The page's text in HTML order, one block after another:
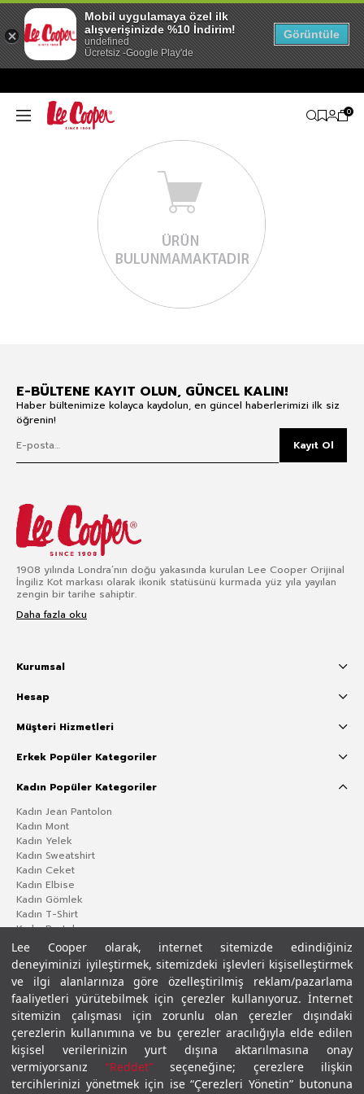
Lee Cooper olarak, internet sitemizde edindiğiniz
deneyiminizi iyileştirmek, sitemizdeki işlevleri kişiselleştirmek
ve ilgi alanlarınıza göre özelleştirilmiş reklam/pazarlama
faaliyetleri yürütebilmek için çerezler kullanıyoruz. İnternet
sitemizin çalışması için zorunlu olan çerezler dışındaki
çerezlerin kullanımına ve bu çerezler aracılığıyla elde edilen
kişisel verilerinizin yurt dışına aktarılmasına onay
vermiyorsanız “Reddet”seçeneğine; çerezlere ilişkin
tercihlerinizi yönetmek için ise “Çerezleri Yönetin” butonuna
0
E-BÜLTENE KAYIT OLUN, GÜNCEL KALIN!
Haber bültenimize kolayca kaydolun, en güncel haberlerimizi ilk siz
öğrenin!
Kayıt Ol
1908 yılında Londra’nın doğu yakasında kurulan Lee Cooper Orijinal
İngiliz Kot markası olarak ikonik statüsünü kurmada yüz yıla yayılan
zengin bir tarihe sahiptir.
Daha fazla oku
Kurumsal
Hesap
Müşteri Hizmetleri
Erkek Popüler Kategoriler
Kadın Popüler Kategoriler
Kadın Jean Pantolon
Kadın Mont
Kadın Yelek
Kadın Sweatshirt
Kadın Ceket
Kadın Elbise
Kadın Gömlek
Kadın T-Shirt
Kadın Pantolon
Gizlilik PolitikasıÇerez PolitikasıKVKK Aydınlatma MetniŞartlar ve Koşullar
Mobil uygulamaya özel ilk
alışverişinizde %10 İndirim!
undefined
Ücretsiz -Google Play'de
Görüntüle